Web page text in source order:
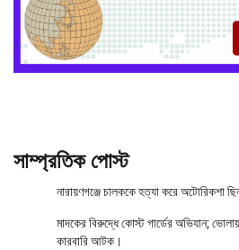
সাম্প্রতিক পোস্ট
নারায়ণগঞ্জে চালককে হত্যা করে অটোরিকশা
মাদকের বিরুদ্ধে কোস্ট গার্ডের অভিযান;
কারবারি আটক।